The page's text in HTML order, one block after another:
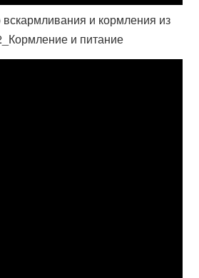
вскармливания и кормления из
и питание